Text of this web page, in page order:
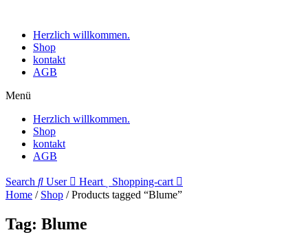
Herzlich willkommen.
Shop
kontakt
AGB
Menü
Herzlich willkommen.
Shop
kontakt
AGB
Search User Heart
Shopping-cart
Home / Shop / Products tagged “Blume”
Tag: Blume